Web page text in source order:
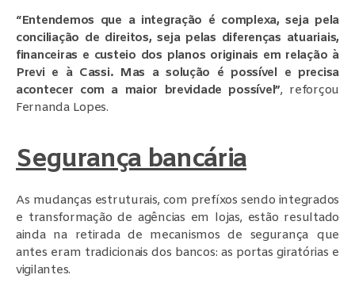
“Entendemos que a integração é complexa, seja pela
conciliação de direitos, seja pelas diferenças atuariais,
financeiras e custeio dos planos originais em relação à
Previ e à Cassi. Mas a solução é possível e precisa
acontecer com a maior brevidade possível”, reforçou
Fernanda Lopes.
Segurança bancária
As mudanças estruturais, com prefíxos sendo integrados
e transformação de agências em lojas, estão resultado
ainda na retirada de mecanismos de segurança que
antes eram tradicionais dos bancos: as portas giratórias e
vigilantes.